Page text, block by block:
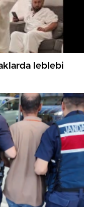
leblebi